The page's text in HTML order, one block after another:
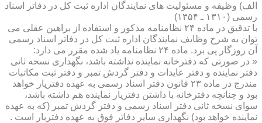
الف) وظیفه و مسئولیت های نمایندگان اداره ثبت كل در دفاتر اسناد
رسمی (۱۳۱۰ ـ ۱۳۵۴)
با تدقیق در ماده ۲۴ نظامنامه مذكور و استفاده از براهین عقلی می
توان به شرح وظایف نمایندگان اداره ثبت كل در دفاتر اسناد رسمی
آن روزگار پی برد. ماده ۲۴ نظامنامه یاد شده مقرر می دارد:
« در صورتی كه دفترخانه نماینده نداشته باشد، نگهداری نسخه ثانی
دفتر نماینده و دفتر عایدات و دفتر گردش تمبر و دفتر ثبت مكاتبات
مندرج در ماده ۲۳ قانون دفتر اسناد رسمی به عهده دفتریار خواهد
بود و چنانچه دفترخانه با داشتن دفتریار نماینده هم داشته باشد،
سوای نسخه ثانی دفتر اسناد رسمی و دفتر گردش تمبر (كه به عهده
نماینده خواهد بود) نگهداری سایر دفاتر فوق به عهده دفتریار است .